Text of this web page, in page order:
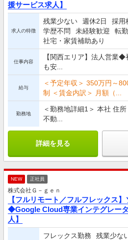
援サービス求人】
求人の特徴
残業少ない 週休2日 採用
学歴不問
未経験歓迎
転
社宅・家賃補助あり
仕事内容
【関西エリア】法人営業
も安...
給与
＜予定年収＞ 350万円～
制 ＜賃金内訳＞ 月額（...
勤務地
＜勤務地詳細1＞ 本社 住
不動...
詳細を見る
NEW 正社員
株式会社Ｇ－ｇｅｎ
【フルリモート／フルフレックス
◆Google Cloud専業インテグレー
人】
フレックス勤務 残業少な